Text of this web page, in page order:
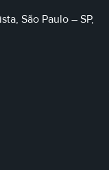
São Paulo – SP,